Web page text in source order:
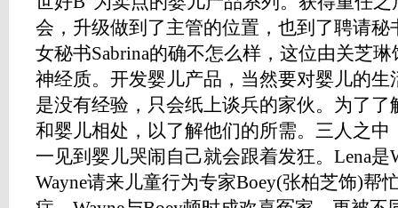
会，升级做到了主管的位置，也到了聘请
女秘书Sabrina的确不怎么样，这位由关芝
神经质。开发婴儿产品，当然要对婴儿的
是没有经验，只会纸上谈兵的家伙。为了
和婴儿相处，以了解他们的所需。三人之中
一见到婴儿哭闹自己就会跟着发狂。Lena是
Wayne请来儿童行为专家Boey(张柏芝饰)帮